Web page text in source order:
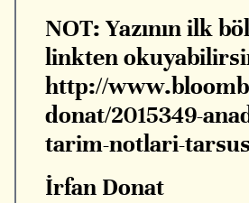
NOT: Yazının ilk
linkten
http://
donat/2015349-
tarim-notlari-
İrfan Donat